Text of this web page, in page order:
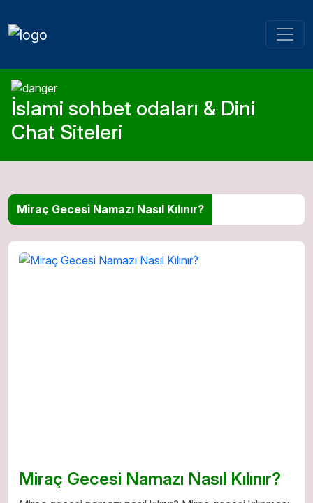
İslami sohbet odaları & Dini
Chat Siteleri
Miraç Gecesi Namazı Nasıl Kılınır?
Miraç Gecesi Namazı Nasıl Kılınır?